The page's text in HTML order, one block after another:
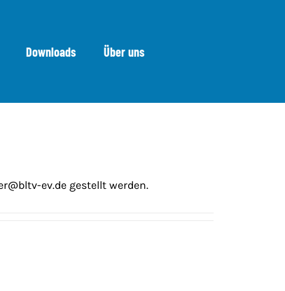
Downloads Über uns
ev.de gestellt werden.